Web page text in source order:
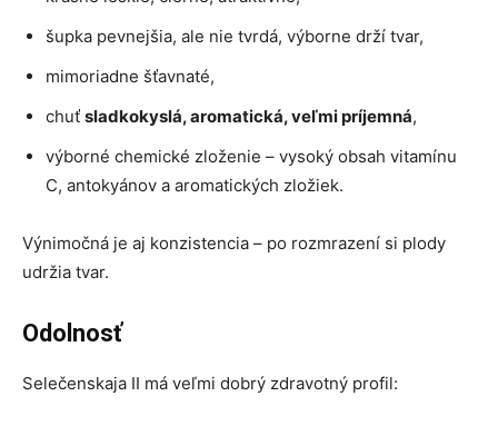
šupka pevnejšia, ale nie tvrdá, výborne drží tvar,
mimoriadne šťavnaté,
chuť sladkokyslá, aromatická, veľmi príjemná,
výborné chemické zloženie – vysoký obsah vitamínu
C, antokyánov a aromatických zložiek.
Výnimočná je aj konzistencia – po rozmrazení si plody
udržia tvar.
Odolnosť
Selečenskaja II má veľmi dobrý zdravotný profil: